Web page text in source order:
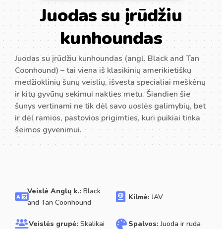
Juodas su įrūdžiu
kunhoundas
Juodas su įrūdžiu kunhoundas (angl. Black and Tan
Coonhound) – tai viena iš klasikinių amerikietiškų
medžioklinių šunų veislių, išvesta specialiai meškėnų
ir kitų gyvūnų sekimui nakties metu. Šiandien šie
šunys vertinami ne tik dėl savo uoslės galimybių, bet
ir dėl ramios, pastovios prigimties, kuri puikiai tinka
šeimos gyvenimui.
Veislė Anglų k.: Black
and Tan Coonhound
Kilmė: JAV
Veislės grupė: Skalikai Spalvos: Juoda ir ruda